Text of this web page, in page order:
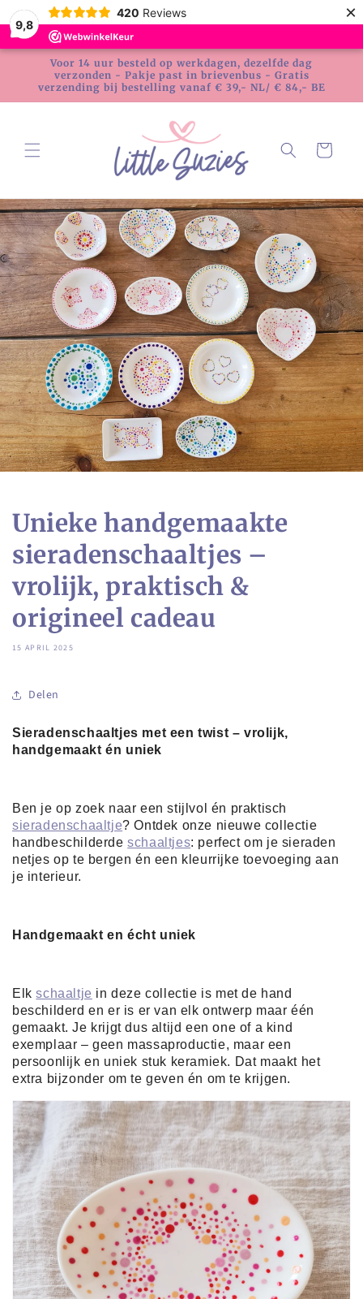
9,8
420 Reviews ×
naar de
content
Voor 14 uur besteld op werkdagen, dezelfde dag
verzonden - Pakje past in brievenbus - Gratis
verzending bij bestelling vanaf € 39,- NL/ € 84,- BE
Winkelwagen
Unieke handgemaakte
sieradenschaaltjes –
vrolijk, praktisch &
origineel cadeau
15 APRIL 2025
Delen
Sieradenschaaltjes met een twist – vrolijk,
handgemaakt én uniek
Ben je op zoek naar een stijlvol én praktisch
sieradenschaaltje? Ontdek onze nieuwe collectie
handbeschilderdeschaaltjes: perfect om je sieraden
netjes op te bergen én een kleurrijke toevoeging aan
je interieur.
Handgemaakt en écht uniek
Elkschaaltje in deze collectie is met de hand
beschilderd en er is er van elk ontwerp maar één
gemaakt. Je krijgt dus altijd een one of a kind
exemplaar – geen massaproductie, maar een
persoonlijk en uniek stuk keramiek. Dat maakt het
extra bijzonder om te geven én om te krijgen.